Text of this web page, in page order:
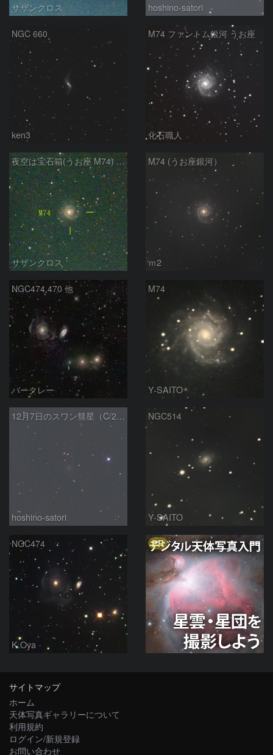
サザンクロス hoshino-satori
NGC 660
ken3
M74 ファントム銀河 うお座
化石職人
夜空は宝石箱(うお座 M74) Seestar50
サザンクロス
M74 (うお座銀河）
ｍ2
NGC474,470 他
バークレー
M74
Y-SAITO
12月7日のスワン彗星（C/2025R2）
hoshino-satori
NGC514
Y-SAITO
NGC474
K.Oya
PR
サイトマップ
ホーム
天体写真ギャラリーについて
利用規約
ログイン/新規登録
お問い合わせ